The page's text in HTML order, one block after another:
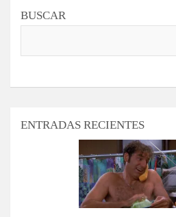
BUSCAR
ENTRADAS RECIENTES